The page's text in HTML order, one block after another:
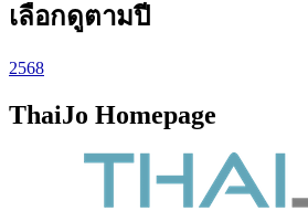
เลือกดูตามปี
2568
ThaiJo Homepage